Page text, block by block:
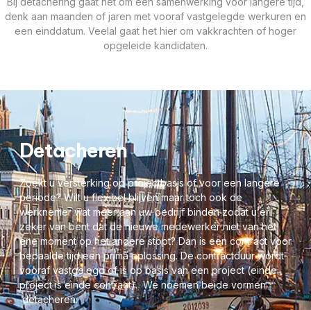
denk aan maanden of jaren met vooraf vastgelegde werkuren en
een einddatum. Veelal gaat het hier om vakkrachten of hoger
opgeleide kandidaten.
Detacheren
Zoekt u versterking op projectbasis of voor een langere
periode? Wilt u flexibel blijven maar toch ook de
werknemer wat meer aan uw bedrijf binden zodat u er
zeker van bent dat de nieuwe medewerker niet van het
ene moment op het andere stopt? Dan is een contract voor
bepaalde tijd een prima oplossing. De contractduur wordt
vooraf vastgelegd of is op basis van een project (einde
project is einde contract). We noemen beide vormen
detacheren.